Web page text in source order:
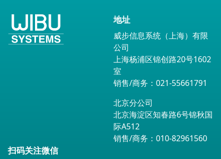
地址
威步信息系统（上海）有限
公司
上海杨浦区锦创路20号1602
室
销售/商务：021-55661791
北京分公司
北京海淀区知春路6号锦秋国
际A512
销售/商务：010-82961560
扫码关注微信